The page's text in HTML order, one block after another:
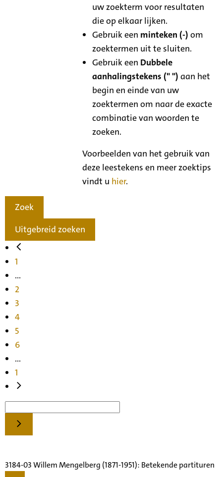
uw zoekterm voor resultaten
die op elkaar lijken.
Gebruik een minteken (-) om
zoektermen uit te sluiten.
Gebruik een Dubbele
aanhalingstekens (" ") aan het
begin en einde van uw
zoektermen om naar de exacte
combinatie van woorden te
zoeken.
Voorbeelden van het gebruik van
deze leestekens en meer zoektips
vindt u hier.
Zoek
Uitgebreid zoeken
1
...
2
3
4
5
6
...
1
3184-03 Willem Mengelberg (1871-1951): Betekende partituren